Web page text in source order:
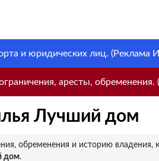
и юридических лиц.
аресты,
Лучший дом
обременения и историю владения,
дом.